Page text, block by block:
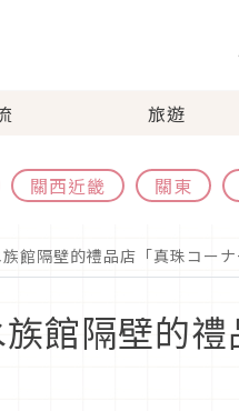
旅遊
關西近畿 關東
館隔壁的禮品店「真珠コー
館隔壁的